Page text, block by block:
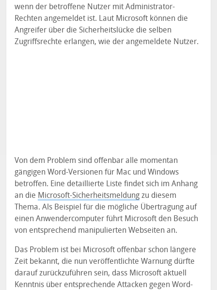
wenn der betroffene Nutzer mit Administrator-
Rechten angemeldet ist. Laut Microsoft können die
Angreifer über die Sicherheitslücke die selben
Zugriffsrechte erlangen, wie der angemeldete Nutzer.
Von dem Problem sind offenbar alle momentan
gängigen Word-Versionen für Mac und Windows
betroffen. Eine detaillierte Liste findet sich im Anhang
an die Microsoft-Sicherheitsmeldung zu diesem
Thema. Als Beispiel für die mögliche Übertragung auf
einen Anwendercomputer führt Microsoft den Besuch
von entsprechend manipulierten Webseiten an.
Das Problem ist bei Microsoft offenbar schon längere
Zeit bekannt, die nun veröffentlichte Warnung dürfte
darauf zurückzuführen sein, dass Microsoft aktuell
Kenntnis über entsprechende Attacken gegen Word-